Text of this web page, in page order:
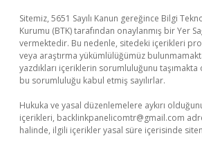
Sitemiz, 5651 Sayılı Kanun gereğince Bilgi
Kurumu (BTK) tarafından onaylanmış bir Yer
vermektedir. Bu nedenle, sitedeki içerikleri
veya araştırma yükümlülüğümüz
yazdıkları içeriklerin sorumluluğunu
bu sorumluluğu kabul etmiş sayılırlar.
Hukuka ve yasal düzenlemelere aykırı
içerikleri, backlinkpanelicomtr@gmail.com
halinde, ilgili içerikler yasal süre içerisinde